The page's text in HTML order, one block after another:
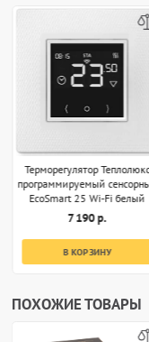
Терморегулятор
программируемый
EcoSmart 25 Wi-Fi белый
7 190 р.
В КОРЗИНУ
ПОХОЖИЕ ТОВАРЫ